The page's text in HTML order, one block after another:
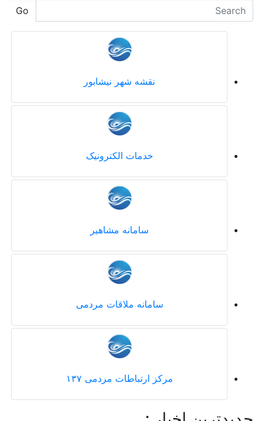
Go
نقشه شهر نیشابور
خدمات الکترونیک
سامانه مشاهیر
سامانه ملاقات مردمی
مرکز ارتباطات مردمی ۱۳۷